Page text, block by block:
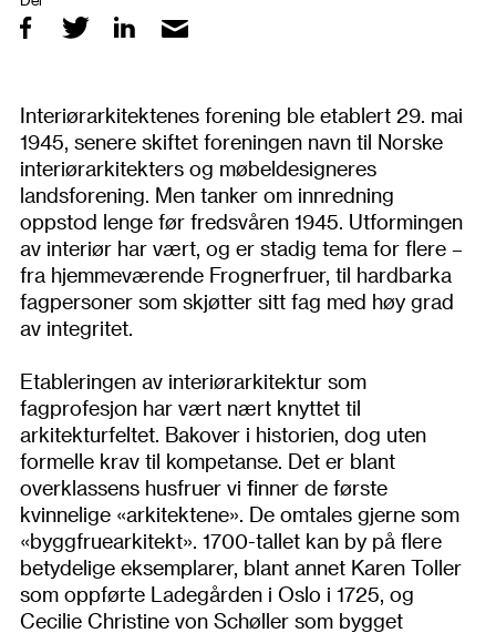
Interiørarkitektenes forening ble etablert 29. mai
1945, senere skiftet foreningen navn til Norske
interiørarkitekters og møbeldesigneres
landsforening. Men tanker om innredning
oppstod lenge før fredsvåren 1945. Utformingen
av interiør har vært, og er stadig tema for flere –
fra hjemmeværende Frognerfruer, til hardbarka
fagpersoner som skjøtter sitt fag med høy grad
av integritet.
Etableringen av interiørarkitektur som
fagprofesjon har vært nært knyttet til
arkitekturfeltet. Bakover i historien, dog uten
formelle krav til kompetanse. Det er blant
overklassens husfruer vi finner de første
kvinnelige «arkitektene». De omtales gjerne som
«byggfruearkitekt». 1700-tallet kan by på flere
betydelige eksemplarer, blant annet Karen Toller
som oppførte Ladegården i Oslo i 1725, og
Cecilie Christine von Schøller som bygget